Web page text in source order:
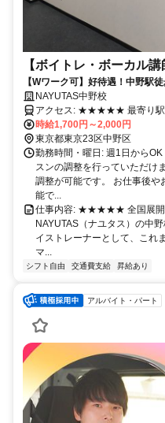
【ボイトレ・ボーカル
【Wワーク可】好待遇！中野駅徒
NAYUTAS中野校
アクセス: ★★★★★ 最寄り駅： JR中野駅（北口から徒歩2分） 東
西線 中野駅（北口から徒歩2
「NAYUTAS中野校」の大きな
時給1,700円～2,000円
東京都東京23区中野区
勤務時間・曜日: 週1日から
スンの調整を行っていただけ
調整が可能です。 お仕事後や
能で...
仕事内容: ★★★★★ 全国展開
NAYUTAS（ナユタス）の中
イストレーナーとして、これ
マ...
シフト自由 交通費支給 昇給あり
アルバイト・パート